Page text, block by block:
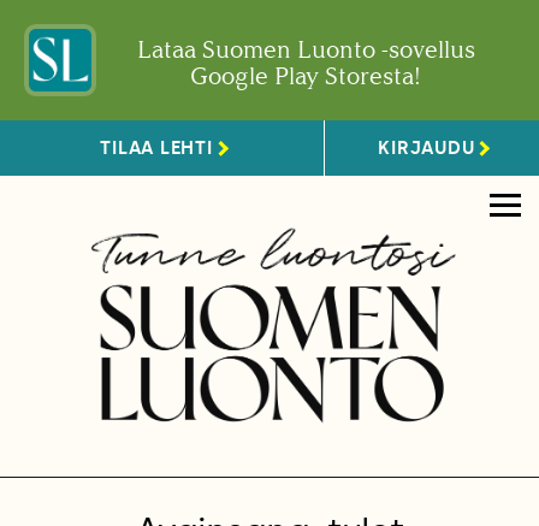
Lataa Suomen Luonto -sovellus
Google Play Storesta!
TILAA LEHTI KIRJAUDU